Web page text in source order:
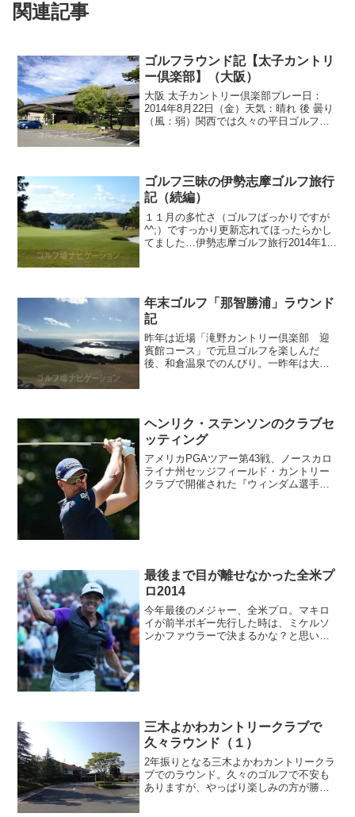
関連記事
ゴルフラウンド記【太子カントリ
ー倶楽部】（大阪）
大阪 太子カントリー倶楽部プレー日：
2014年8月22日（金）天気：晴れ 後 曇り
（風：弱）関西では久々の平日ゴルフ。
部」。▼クラブハウ...
ゴルフ三昧の伊勢志摩ゴルフ旅行
記（続編）
１１月の多忙さ（ゴルフばっかりですが
^^;）ですっかり更新忘れてほったらかし
てました…伊勢志摩ゴルフ旅行2014年11
年末ゴルフ「那智勝浦」ラウンド
記
昨年は近場「滝野カントリー倶楽部 迎
賓館コース」で元旦ゴルフを楽しんだ
後、和倉温泉でのんびり。一昨年は大晦
ヘンリク・ステンソンのクラブセ
ッティング
アメリカPGAツアー第43戦、ノースカロ
ライナ州セッジフィールド・カントリー
クラブで開催された『ウィンダム選手
最後まで目が離せなかった全米プ
ロ2014
今年最後のメジャー、全米プロ。マキロ
イが前半ボギー先行した時は、ミケルソ
ンかファウラーで決まるかな？と思いま
三木よかわカントリークラブで
久々ラウンド（１）
2年振りとなる三木よかわカントリークラ
ブでのラウンド。久々のゴルフで不安も
ありますが、やっぱり楽しみの方が勝っ